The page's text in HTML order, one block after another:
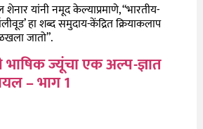
शेनार यांनी नमूद केल्याप्रमाणे, “भारतीय-
हा शब्द समुदाय-केंद्रित क्रियाकलाप
जातो”.
भाषिक ज्यूंचा एक अल्प-ज्ञात
– भाग 1